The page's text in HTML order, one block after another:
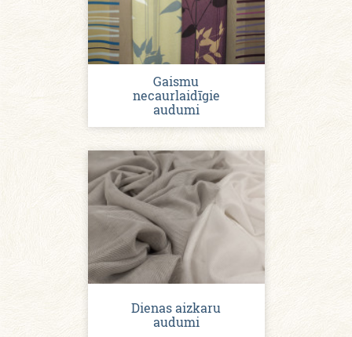
Gaismu
necaurlaidīgie
audumi
Dienas aizkaru
audumi